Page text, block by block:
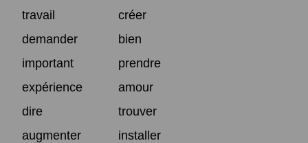
travail
créer
demander
bien
important
prendre
expérience
amour
dire
trouver
augmenter
installer